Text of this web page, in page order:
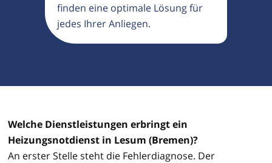
finden eine optimale Lösung für
jedes Ihrer Anliegen.
Welche Dienstleistungen erbringt ein
Heizungsnotdienst in Lesum (Bremen)?
An erster Stelle steht die Fehlerdiagnose. Der